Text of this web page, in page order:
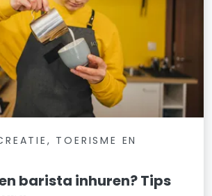
TOERISME EN
barista inhuren? Tips